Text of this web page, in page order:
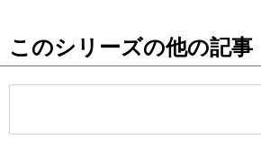
お知らせ
このシリーズの他の記事